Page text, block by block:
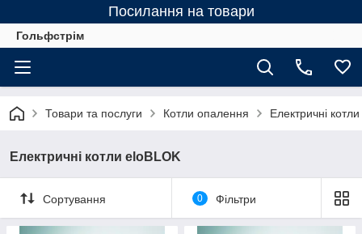
Посилання на товари
Гольфстрім
Товари та послуги Котли опалення Електричні
Електричні котли eloBLOK
Сортування 0 Фільтри